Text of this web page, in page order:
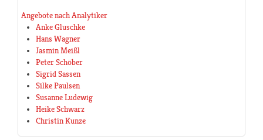
Angebote nach Analytiker
Anke Gluschke
Hans Wagner
Jasmin Meißl
Peter Schöber
Sigrid Sassen
Silke Paulsen
Susanne Ludewig
Heike Schwarz
Christin Kunze